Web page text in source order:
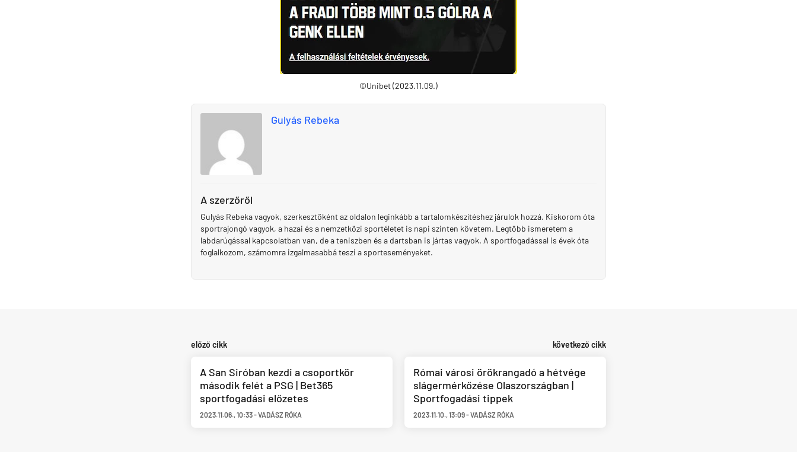
©Unibet (2023.11.09.)
Gulyás Rebeka
A szerzőről
Gulyás Rebeka vagyok, szerkesztőként az oldalon leginkább a tartalomkészítéshez járulok hozzá. Kiskorom óta
sportrajongó vagyok, a hazai és a nemzetközi sportéletet is napi szinten követem. Legtöbb ismeretem a
labdarúgással kapcsolatban van, de a teniszben és a dartsban is jártas vagyok. A sportfogadással is évek óta
foglalkozom, számomra izgalmasabbá teszi a sporteseményeket.
előző cikk
A San Siróban kezdi a csoportkör
második felét a PSG | Bet365
sportfogadási előzetes
2023.11.06.,10:33-VADÁSZ RÓKA
következő cikk
Római városi örökrangadó a hétvége
slágermérkőzése Olaszországban |
Sportfogadási tippek
2023.11.10.,13:09-VADÁSZ RÓKA